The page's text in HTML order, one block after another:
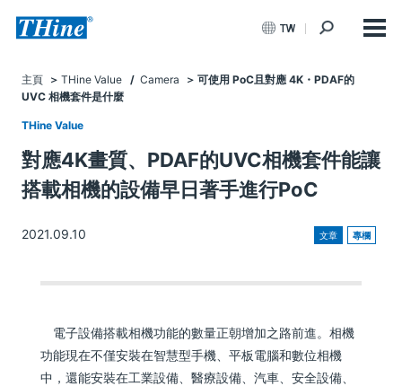
TW
主頁 THine Value/ Camera
可使用 PoC且對應 4K・PDAF的
UVC 相機套件是什麼
THine Value
對應4K畫質、PDAF的UVC相機套件能讓
搭載相機的設備早日著手進行PoC
2021.09.10 文章 專欄
電子設備搭載相機功能的數量正朝增加之路前進。相機
功能現在不僅安裝在智慧型手機、平板電腦和數位相機
中，還能安裝在工業設備、醫療設備、汽車、安全設備、